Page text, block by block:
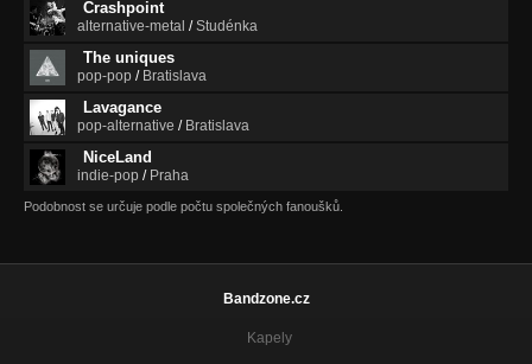
Crashpoint
alternative-metal /Studénka
The uniques
pop-pop / Bratislava
Lavagance
pop-alternative / Bratislava
NiceLand
indie-pop / Praha
Podobnost se určuje podle počtu společných fanoušků.
Bandzone.cz
Kapely